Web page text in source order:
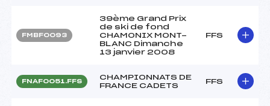
FMBF0093
39ème Grand Prix
de ski de fond
CHAMONIX MONT-
BLANC Dimanche
13 janvier 2008
FFS
FNAF0051.FFS
CHAMPIONNATS DE
FRANCE CADETS
FFS